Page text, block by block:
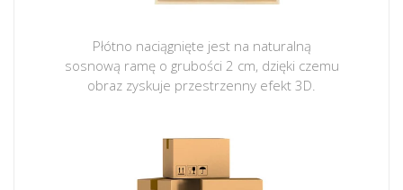
Płótno naciągnięte jest na naturalną
sosnową ramę o grubości 2 cm, dzięki czemu
obraz zyskuje przestrzenny efekt 3D.